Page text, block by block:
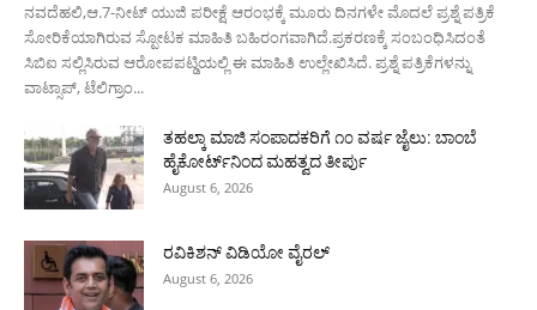
ನವದೆಹಲಿ,ಆ.7-ನೀಟ್ ಯುಜಿ ಪರೀಕ್ಷೆ ಆರಂಭಕ್ಕೆ ಮೂರು ದಿನಗಳೇ ಮೊದಲೆ‌ ಪ್ರಶ್ನೆ ಪತ್ರಿಕೆ
ಸೋರಿಕೆಯಾಗಿರುವ ಸ್ಪೋಟಕ ಮಾಹಿತಿ ಬಹಿರಂಗವಾಗಿದೆ.ಪ್ರಕರಣಕ್ಕೆ ಸಂಬಂಧಿಸಿದಂತೆ
ಸಿಬಿಐ ಸಲ್ಲಿಸಿರುವ ಆರೋಪಪಟ್ಡಿಯಲ್ಲಿ ಈ ಮಾಹಿತಿ ಉಲ್ಲೇಖಿಸಿದೆ. ಪ್ರಶ್ನೆ ಪತ್ರಿಕೆಗಳನ್ನು
ವಾಟ್ಸಾಪ್, ಟೆಲಿಗ್ರಾಂ...
ತಹಲ್ಕಾ ಮಾಜಿ ಸಂಪಾದಕರಿಗೆ ೧೦ ವರ್ಷ ಜೈಲು: ಬಾಂಬೆ
ಹೈಕೋರ್ಟ್‌ನಿಂದ ಮಹತ್ವದ ತೀರ್ಪು
August 6, 2026
ರವಿಕಿಶನ್ ವಿಡಿಯೋ ವೈರಲ್
August 6, 2026